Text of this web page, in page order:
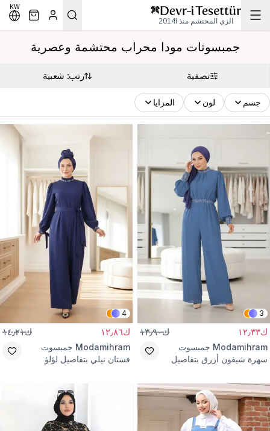
الزي المحتشم منذ 2014l
KW
جمبسوتات مودا محراب محتشمة وعصرية
تصفية رتب: شعبية
جسم لون المزايا
3
ك١٢٫٣٣ ك١٣٫٩٠
Modamihram جمبسوت
سهرة شيفون أزرق بتفاصيل
4
ك١٢٫٨٦ ك١٤٫٢١
Modamihram جمبسوت
فستان نيلي بتفاصيل لؤلؤ